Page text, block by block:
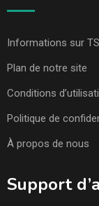
Informations sur
Plan de notre site
Conditions
Politique de
À propos de nous
Support